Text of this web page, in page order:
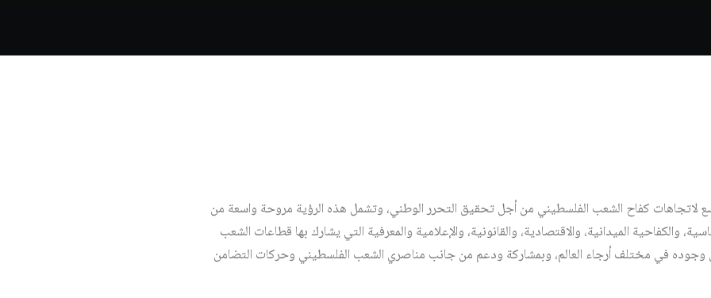
لاتجاهات كفاح الشعب الفلسطيني من أجل تحقيق التحرر الوطني، وتشمل هذه الرؤية مروحة واسعة من
والكفاحية الميدانية، والاقتصادية، والقانونية، والإعلامية والمعرفية التي يشارك بها قطاعات الشعب
وجوده في مختلف أرجاء العالم، وبمشاركة ودعم من جانب مناصري الشعب الفلسطيني وحركات التضامن